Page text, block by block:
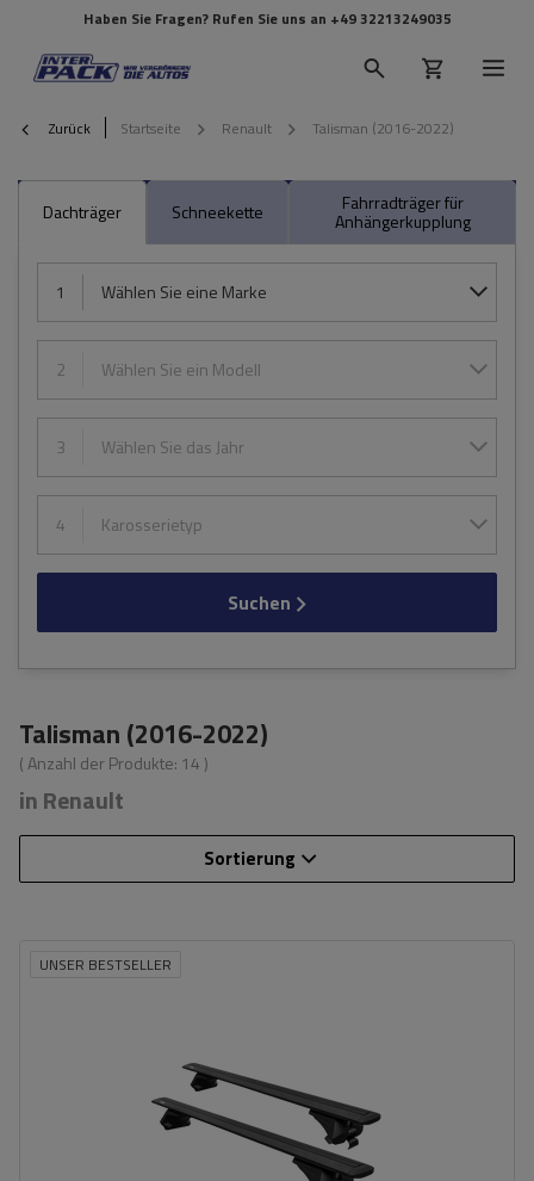
Haben Sie Fragen? Rufen Sie uns an +49 32213249035
Zurück Startseite Renault Talisman (2016-2022)
Dachträger Schneekette Fahrradträger für
Anhängerkupplung
1 Wählen Sie eine Marke
2 Wählen Sie ein Modell
3 Wählen Sie das Jahr
4 Karosserietyp
Suchen
Talisman (2016-2022)
( Anzahl der Produkte: 14 )
in Renault
Sortierung
UNSER BESTSELLER